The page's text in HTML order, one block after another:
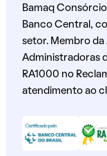
Bamaq
Banco Central,
setor. Membro da
Administradoras
RA1000 no
atendimento ao